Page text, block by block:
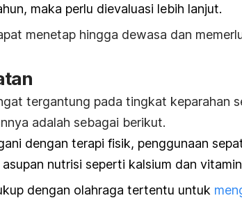
maka perlu dievaluasi lebih lanjut.
menetap hingga dewasa dan
tergantung pada tingkat keparahan
adalah sebagai berikut.
dengan terapi fisik, penggunaan
nutrisi seperti kalsium dan
dengan olahraga tertentu untuk